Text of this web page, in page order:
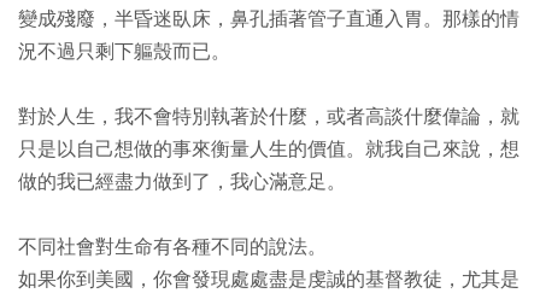
變成殘廢，半昏迷臥床，鼻孔插著管子直通入胃。那樣的情
況不過只剩下軀殼而已。
對於人生，我不會特別執著於什麼，或者高談什麼偉論，就
只是以自己想做的事來衡量人生的價值。就我自己來說，想
做的我已經盡力做到了，我心滿意足。
不同社會對生命有各種不同的說法。
如果你到美國，你會發現處處盡是虔誠的基督教徒，尤其是